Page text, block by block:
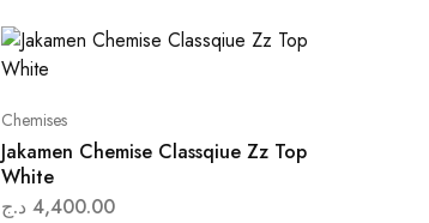
Chemises
Jakamen Chemise Classqiue Zz Top
White
4,400.00 د.ج